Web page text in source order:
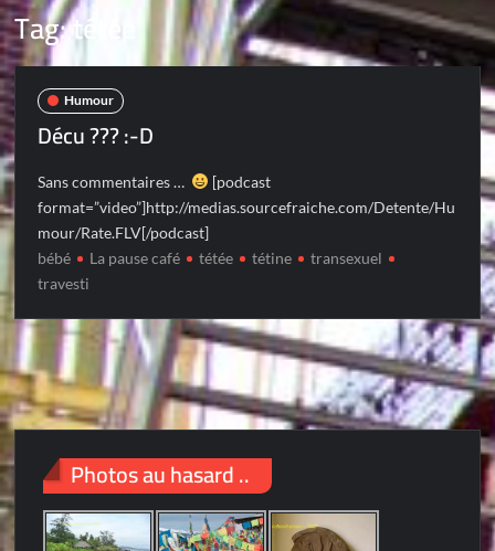
Tag:tétée
Humour
Décu ??? :-D
Sans commentaires …
[podcast
format=”video”]http://medias.sourcefraiche.com/Detente/Hu
mour/Rate.FLV[/podcast]
bébé
La pause café tétée tétine
transexuel
travesti
Photos au hasard ..